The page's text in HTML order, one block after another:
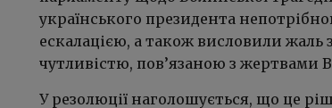
українського президента
ескалацією, а також висловили
чутливістю, пов’язаною з жертвами
У резолюції наголошується, що це